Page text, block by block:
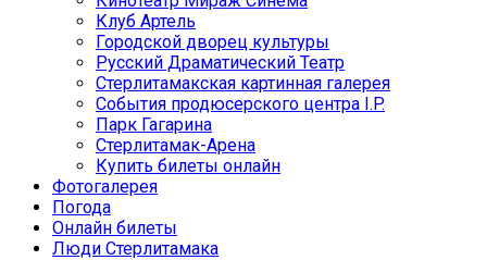
Клуб Артель
Городской дворец культуры
Русский Драматический Театр
Стерлитамакская картинная галерея
События продюсерского центра I.P.
Парк Гагарина
Стерлитамак-Арена
Купить билеты онлайн
Фотогалерея
Погода
Онлайн билеты
Люди Стерлитамака